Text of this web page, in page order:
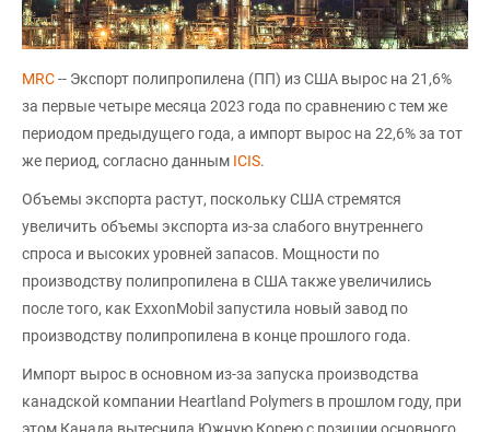
MRC-- Экспорт полипропилена (ПП) из США вырос на 21,6%
за первые четыре месяца 2023 года по сравнению с тем же
периодом предыдущего года, а импорт вырос на 22,6% за тот
же период, согласно данным ICIS.
Объемы экспорта растут, поскольку США стремятся
увеличить объемы экспорта из-за слабого внутреннего
спроса и высоких уровней запасов. Мощности по
производству полипропилена в США также увеличились
после того, как ExxonMobil запустила новый завод по
производству полипропилена в конце прошлого года.
Импорт вырос в основном из-за запуска производства
канадской компании Heartland Polymers в прошлом году, при